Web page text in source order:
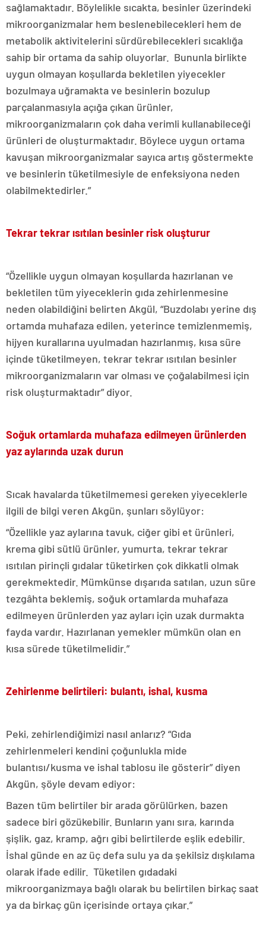
sağlamaktadır. Böylelikle sıcakta, besinler üzerindeki
mikroorganizmalar hem beslenebilecekleri hem de
metabolik aktivitelerini sürdürebilecekleri sıcaklığa
sahip bir ortama da sahip oluyorlar. Bununla birlikte
uygun olmayan koşullarda bekletilen yiyecekler
bozulmaya uğramakta ve besinlerin bozulup
parçalanmasıyla açığa çıkan ürünler,
mikroorganizmaların çok daha verimli kullanabileceği
ürünleri de oluşturmaktadır. Böylece uygun ortama
kavuşan mikroorganizmalar sayıca artış göstermekte
ve besinlerin tüketilmesiyle de enfeksiyona neden
olabilmektedirler.”
Tekrar tekrar ısıtılan besinler risk oluşturur
“Özellikle uygun olmayan koşullarda hazırlanan ve
bekletilen tüm yiyeceklerin gıda zehirlenmesine
neden olabildiğini belirten Akgül, “Buzdolabı yerine dış
ortamda muhafaza edilen, yeterince temizlenmemiş,
hijyen kurallarına uyulmadan hazırlanmış, kısa süre
içinde tüketilmeyen, tekrar tekrar ısıtılan besinler
mikroorganizmaların var olması ve çoğalabilmesi için
risk oluşturmaktadır” diyor.
Soğuk ortamlarda muhafaza edilmeyen ürünlerden
yaz aylarında uzak durun
Sıcak havalarda tüketilmemesi gereken yiyeceklerle
ilgili de bilgi veren Akgün, şunları söylüyor:
“Özellikle yaz aylarına tavuk, ciğer gibi et ürünleri,
krema gibi sütlü ürünler, yumurta, tekrar tekrar
ısıtılan pirinçli gıdalar tüketirken çok dikkatli olmak
gerekmektedir. Mümkünse dışarıda satılan, uzun süre
tezgâhta beklemiş, soğuk ortamlarda muhafaza
edilmeyen ürünlerden yaz ayları için uzak durmakta
fayda vardır. Hazırlanan yemekler mümkün olan en
kısa sürede tüketilmelidir.”
Zehirlenme belirtileri: bulantı, ishal, kusma
Peki, zehirlendiğimizi nasıl anlarız? “Gıda
zehirlenmeleri kendini çoğunlukla mide
bulantısı/kusma ve ishal tablosu ile gösterir” diyen
Akgün, şöyle devam ediyor:
Bazen tüm belirtiler bir arada görülürken, bazen
sadece biri gözükebilir. Bunların yanı sıra, karında
şişlik, gaz, kramp, ağrı gibi belirtilerde eşlik edebilir.
İshal günde en az üç defa sulu ya da şekilsiz dışkılama
olarak ifade edilir. Tüketilen gıdadaki
mikroorganizmaya bağlı olarak bu belirtilen birkaç saat
ya da birkaç gün içerisinde ortaya çıkar.”